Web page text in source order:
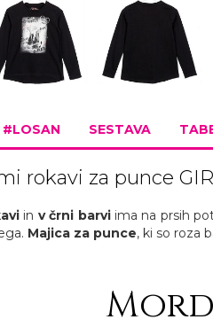
#LOSAN SESTAVA
rokavi za punce
in v črni barviima na prsih
Majica za punce, ki so roza